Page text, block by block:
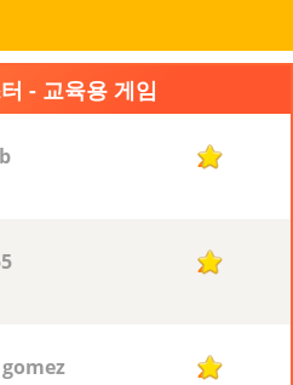
- 교육용 게임
2
2
2